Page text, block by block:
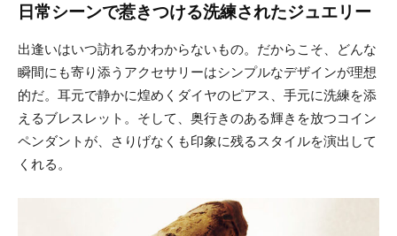
日常シーンで惹きつける洗練されたジュエリー
出逢いはいつ訪れるかわからないもの。だからこそ、どんな
瞬間にも寄り添うアクセサリーはシンプルなデザインが理想
的だ。耳元で静かに煌めくダイヤのピアス、手元に洗練を添
えるブレスレット。そして、奥行きのある輝きを放つコイン
ペンダントが、さりげなくも印象に残るスタイルを演出して
くれる。